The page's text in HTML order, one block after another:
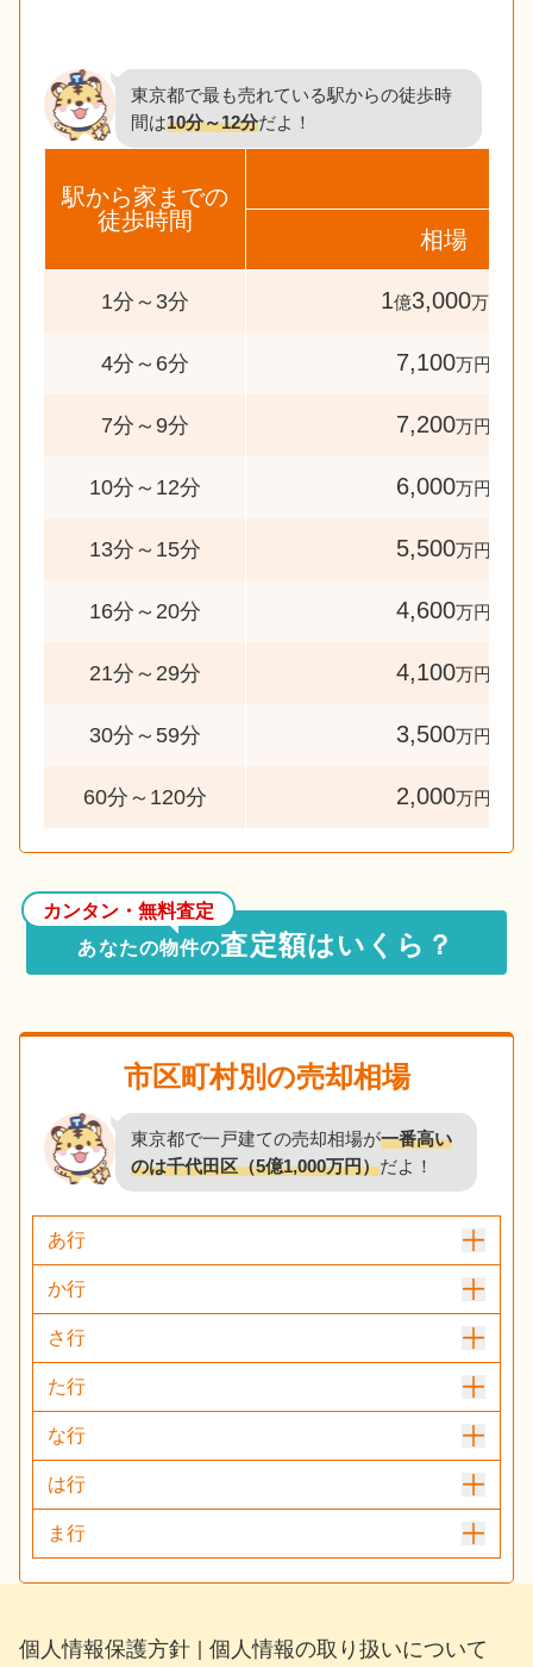
東京都で最も売れている駅からの徒歩時
間は10分～12分だよ！
駅から家までの
徒歩時間
相場
1分～3分 1億3,000万円
4分～6分 7,100万円
7分～9分 7,200万円
10分～12分 6,000万円
13分～15分 5,500万円
16分～20分 4,600万円
21分～29分 4,100万円
30分～59分 3,500万円
60分～120分 2,000万円
カンタン・無料査定
あなたの物件の査定額はいくら？
市区町村別の売却相場
東京都で一戸建ての売却相場が一番高い
のは千代田区（5億1,000万円）だよ！
あ行
か行
さ行
た行
な行
は行
ま行
個人情報保護方針 個人情報の取り扱いについて